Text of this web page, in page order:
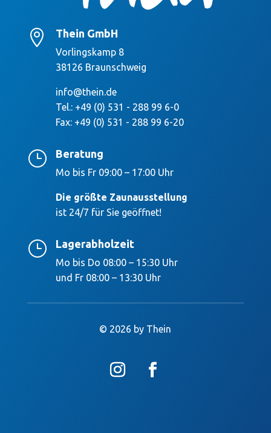
 Thein GmbH
Vorlingskamp 8
38126 Braunschweig
info@thein.de
Tel.: +49 (0) 531 - 288 99 6-0
Fax: +49 (0) 531 - 288 99 6-20
} Beratung
Mo bis Fr 09:00 – 17:00 Uhr
Die größte Zaunausstellung
ist 24/7 für Sie geöffnet!
} Lagerabholzeit
Mo bis Do 08:00 – 15:30 Uhr
und Fr 08:00 – 13:30 Uhr
© 2026 by Thein